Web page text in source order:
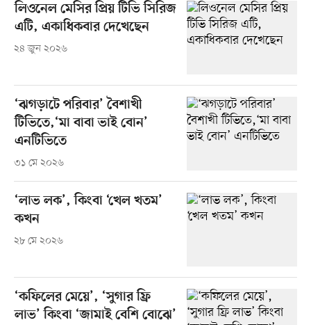
লিওনেল মেসির প্রিয় টিভি সিরিজ
এটি, একাধিকবার দেখেছেন
২৪ জুন ২০২৬
‘ঝগড়াটে পরিবার’ বৈশাখী
টিভিতে,‘মা বাবা ভাই বোন’
এনটিভিতে
৩১ মে ২০২৬
‘লাভ লক’, কিংবা ‘খেল খতম’
কখন
২৮ মে ২০২৬
‘কফিলের মেয়ে’, ‘সুগার ফ্রি
লাভ’ কিংবা ‘জামাই বেশি বোঝে’